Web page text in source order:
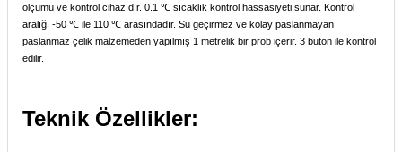
ölçümü ve kontrol cihazıdır. 0.1 ℃ sıcaklık kontrol hassasiyeti sunar. Kontrol
aralığı -50 ℃ ile 110 ℃ arasındadır. Su geçirmez ve kolay paslanmayan
paslanmaz çelik malzemeden yapılmış 1 metrelik bir prob içerir. 3 buton ile kontrol
edilir.
Teknik Özellikler: